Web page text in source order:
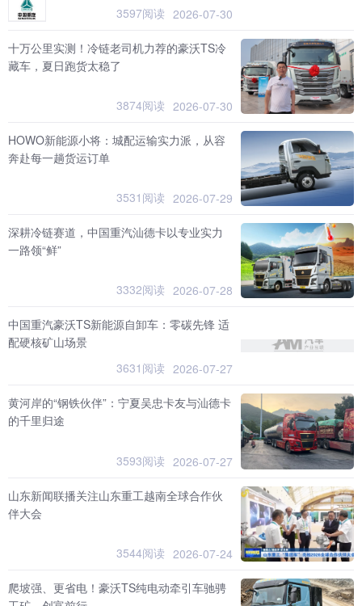
3597阅读 2026-07-30
十万公里实测！冷链老司机力荐的豪沃TS冷
藏车，夏日跑货太稳了
3874阅读 2026-07-30
HOWO新能源小将：城配运输实力派，从容
奔赴每一趟货运订单
3531阅读 2026-07-29
深耕冷链赛道，中国重汽汕德卡以专业实力
一路领“鲜”
3332阅读 2026-07-28
中国重汽豪沃TS新能源自卸车：零碳先锋 适
配硬核矿山场景
3631阅读 2026-07-27
黄河岸的“钢铁伙伴”：宁夏吴忠卡友与汕德卡
的千里归途
3593阅读 2026-07-27
山东新闻联播关注山东重工越南全球合作伙
伴大会
3544阅读 2026-07-24
爬坡强、更省电！豪沃TS纯电动牵引车驰骋